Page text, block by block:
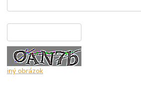
iný obrázok